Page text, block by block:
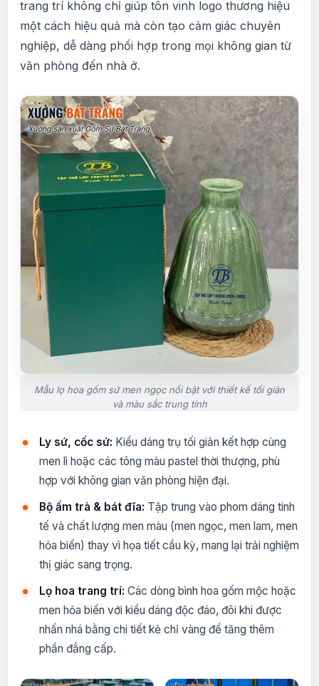
trang trí không chỉ giúp tôn vinh logo thương hiệu
một cách hiệu quả mà còn tạo cảm giác chuyên
nghiệp, dễ dàng phối hợp trong mọi không gian từ
văn phòng đến nhà ở.
Mẫu lọ hoa gốm sứ men ngọc nổi bật với thiết kế tối giản
và màu sắc trung tính
Ly sứ, cốc sứ: Kiểu dáng trụ tối giản kết hợp cùng
men lì hoặc các tông màu pastel thời thượng, phù
hợp với không gian văn phòng hiện đại.
Bộ ấm trà & bát đĩa: Tập trung vào phom dáng tinh
tế và chất lượng men màu (men ngọc, men lam, men
hỏa biến) thay vì họa tiết cầu kỳ, mang lại trải nghiệm
thị giác sang trọng.
Lọ hoa trang trí: Các dòng bình hoa gốm mộc hoặc
men hỏa biến với kiểu dáng độc đáo, đôi khi được
nhấn nhá bằng chi tiết kẻ chỉ vàng để tăng thêm
phần đẳng cấp.